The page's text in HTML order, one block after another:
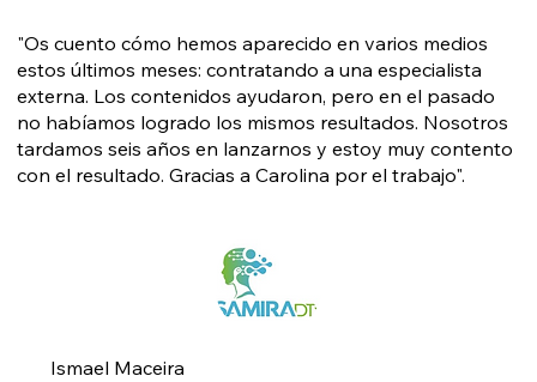
"Os cuento cómo hemos aparecido en varios medios
estos últimos meses: contratando a una especialista
externa. Los contenidos ayudaron, pero en el pasado
no habíamos logrado los mismos resultados. Nosotros
tardamos seis años en lanzarnos y estoy muy contento
con el resultado. Gracias a Carolina por el trabajo".
Ismael Maceira